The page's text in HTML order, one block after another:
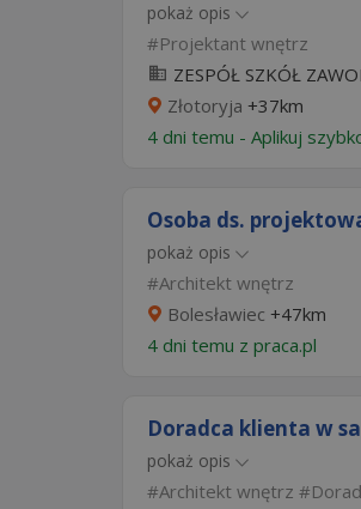
pokaż opis
Projektant wnętrz
ZESPÓŁ SZKÓŁ
Złotoryja +37km
4 dni temu - Aplikuj
Osoba ds.
pokaż opis
Architekt wnętrz
Bolesławiec +47km
4 dni temu z praca.pl
Doradca klienta w
pokaż opis
Architekt wnętrz